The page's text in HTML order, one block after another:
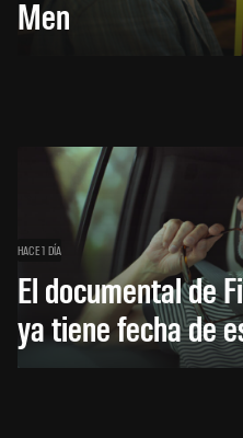
Men
HACE 1 DÍA
El documental de
ya tiene fecha de